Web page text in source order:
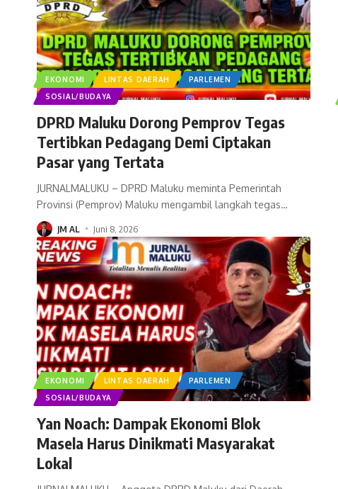
EKONOMI LINTAS DAERAH
PARLEMEN
SOSIAL/BUDAYA
DPRD Maluku Dorong Pemprov Tegas
Tertibkan Pedagang Demi Ciptakan
Pasar yang Tertata
JURNALMALUKU – DPRD Maluku meminta Pemerintah
Provinsi (Pemprov) Maluku mengambil langkah tegas…
JM AL Juni 8, 2026
EKONOMI LINTAS DAERAH
PARLEMEN
SOSIAL/BUDAYA
Yan Noach: Dampak Ekonomi Blok
Masela Harus Dinikmati Masyarakat
Lokal